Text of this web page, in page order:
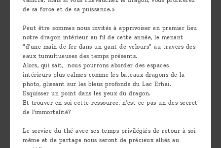
de sa force et de sa puissance.»
Peut être sommes nous invités à apprivoiser en premier lieu
notre dragon intérieur au fil de cette année, le menant
"d'une main de fer dans un gant de velours" au travers des
eaux tumultueuses des temps présents.
Alors, qui sait, nous pourrons aborder des espaces
intérieurs plus calmes comme les bateaux dragons de la
photo, glissant sur les bleus profonds du Lac Erhai.
Esquisser un point dans les yeux du dragon.
Et trouver en soi cette ressource, n'est ce pas un des secret
de l'immortalité?
Le service du thé avec ses temps privilégiés de retour à soi-
même et de partage nous seront de précieux alliés au